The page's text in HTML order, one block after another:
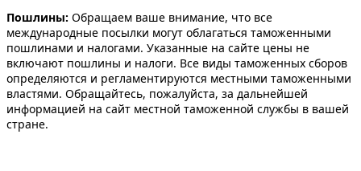
Пошлины: Обращаем ваше внимание, что все
международные посылки могут облагаться таможенными
пошлинами и налогами. Указанные на сайте цены не
включают пошлины и налоги. Все виды таможенных сборов
определяются и регламентируются местными таможенными
властями. Обращайтесь, пожалуйста, за дальнейшей
информацией на сайт местной таможенной службы в вашей
стране.